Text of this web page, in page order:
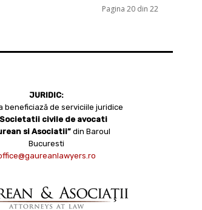
Pagina 20 din 22
JURIDIC:
beneficiază de serviciile juridice
Societatii civile de avocati
si Asociatii” din Baroul
Bucuresti